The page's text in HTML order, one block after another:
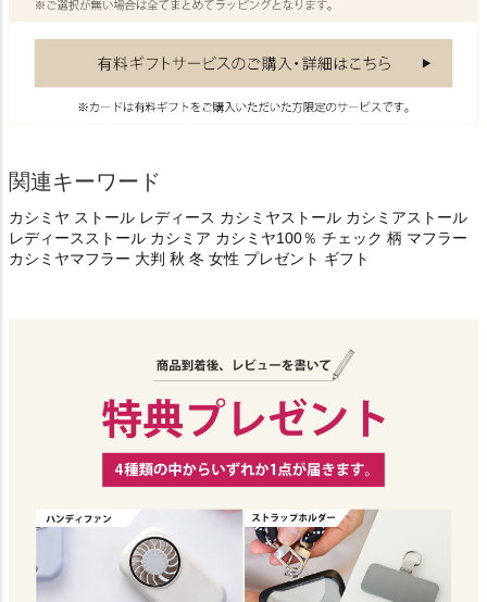
関連キーワード
カシミヤ ストール レディース カシミヤストール カシミアストール
レディースストール カシミア カシミヤ100％ チェック 柄 マフラー
カシミヤマフラー 大判 秋 冬 女性 プレゼント ギフト